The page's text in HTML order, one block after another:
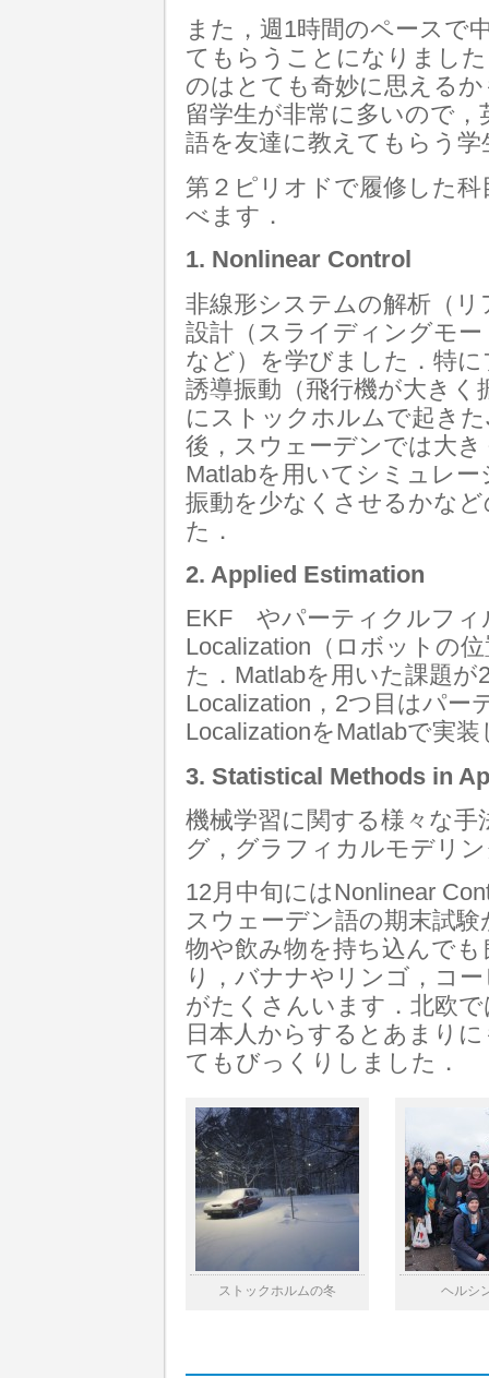
また，週1時間のペースで
てもらうことになりまし
のはとても奇妙に思える
留学生が非常に多いので
語を友達に教えてもらう
第２ピリオドで履修した
べます．
1. Nonlinear Control
非線形システムの解析（
設計（スライディングモ
など）を学びました．特
誘導振動（飛行機が大き
にストックホルムで起き
後，スウェーデンでは大
Matlabを用いてシミュレ
振動を少なくさせるかな
た．
2. Applied Estimation
EKF やパーティクルフィ
Localization（ロボットの
た．Matlabを用いた課題
Localization，2つ目はパー
LocalizationをMatlabで実
3. Statistical Methods in
機械学習に関する様々な
グ，グラフィカルモデリ
12月中旬にはNonlinear
スウェーデン語の期末試
物や飲み物を持ち込んで
り，バナナやリンゴ，コ
がたくさんいます．北欧
日本人からするとあまり
てもびっくりしました．
ストックホルムの冬 ヘルシ